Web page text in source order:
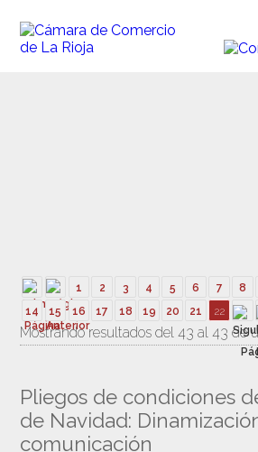
1 2 3 4 5 6 7 8
14
15 16 17 18 19 20 21 22
Mostrando resultados del 43 al 43 de
Pliegos de condiciones
de Navidad:
comunicación